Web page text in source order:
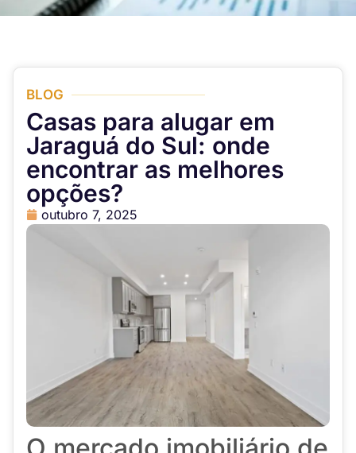
BLOG
Casas para alugar em
Jaraguá do Sul: onde
encontrar as melhores
opções?
outubro 7, 2025